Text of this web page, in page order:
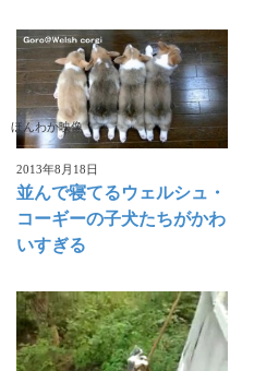
ほんわか映像
2013年8月18日
並んで寝てるウェルシュ・
コーギーの子犬たちがかわ
いすぎる